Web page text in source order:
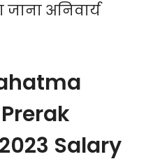
जाना अनिवार्य
Salary